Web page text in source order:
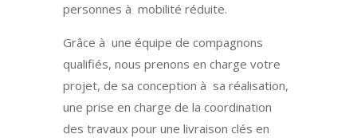
personnes à mobilité réduite.
Grâce à une équipe de compagnons
qualifiés, nous prenons en charge votre
projet, de sa conception à sa réalisation,
une prise en charge de la coordination
des travaux pour une livraison clés en